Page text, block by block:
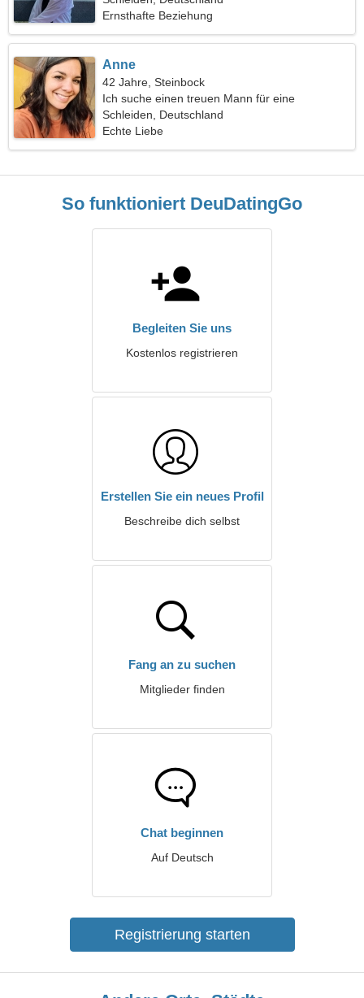
Ernsthafte Beziehung
Anne
42 Jahre, Steinbock
Ich suche einen treuen Mann für eine
gemeinsame Reise
Schleiden, Deutschland
Echte Liebe
So funktioniert DeuDatingGo
Begleiten Sie uns
Kostenlos registrieren
Erstellen Sie ein neues Profil
Beschreibe dich selbst
Fang an zu suchen
Mitglieder finden
Chat beginnen
Auf Deutsch
Registrierung starten